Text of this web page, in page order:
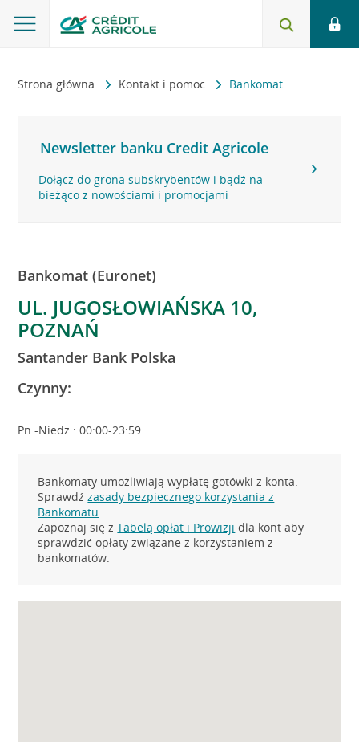
Strona główna Kontakt i pomoc Bankomat
Newsletter banku Credit Agricole
Dołącz do grona subskrybentów i bądź na
bieżąco z nowościami i promocjami
Bankomat (Euronet)
UL. JUGOSŁOWIAŃSKA 10,
POZNAŃ
Santander Bank Polska
Czynny:
Pn.-Niedz.: 00:00-23:59
Bankomaty umożliwiają wypłatę gotówki z konta.
Sprawdźzasady bezpiecznego korzystania z
Bankomatu.
Zapoznaj się zTabelą opłat i Prowizji dla kont aby
sprawdzić opłaty związane z korzystaniem z
bankomatów.